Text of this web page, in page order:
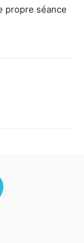
propre séance